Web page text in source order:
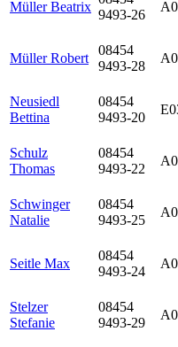
Müller Beatrix
9493-26
Müller Robert
08454
9493-28
Neusiedl
Bettina
08454
9493-20
Schulz
Thomas
08454
9493-22
Schwinger
Natalie
08454
9493-25
Seitle Max
08454
9493-24
Stelzer
Stefanie
08454
9493-29